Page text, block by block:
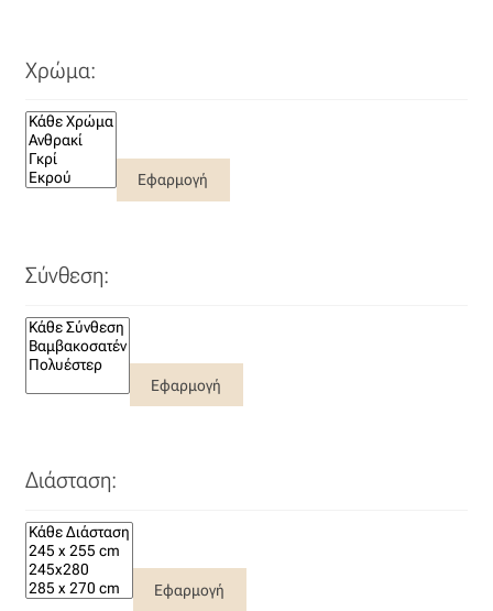
Χρώμα:
Εφαρμογή
Σύνθεση:
Εφαρμογή
Διάσταση:
Εφαρμογή